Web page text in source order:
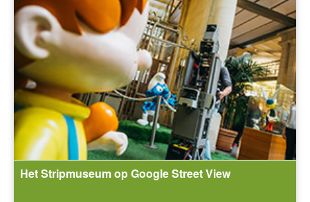
Het Stripmuseum op Google Street View